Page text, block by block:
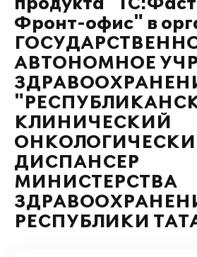
Фронт-офис" в
АВТОНОМНОЕ
КЛИНИЧЕСКИЙ
ДИСПАНСЕР
МИНИСТЕРСТВА
РЕСПУБЛИКИ